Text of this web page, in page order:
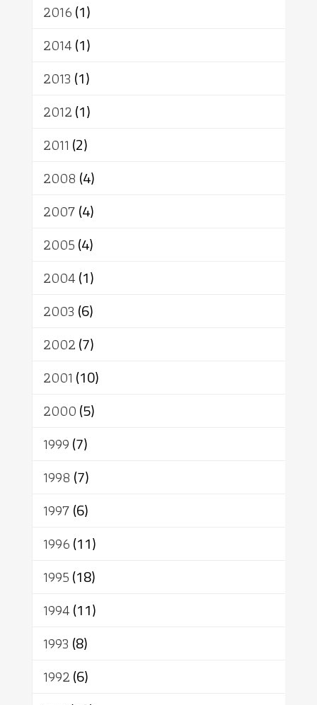
2016(1)
2014(1)
2013 (1)
2012(1)
2011 (2)
2008 (4)
2007(4)
2005(4)
2004(1)
2003 (6)
2002(7)
2001 (10)
2000(5)
1999(7)
1998 (7)
1997(6)
1996(11)
1995(18)
1994(11)
1993 (8)
1992(6)